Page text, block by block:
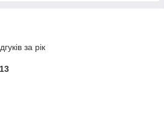
за рік